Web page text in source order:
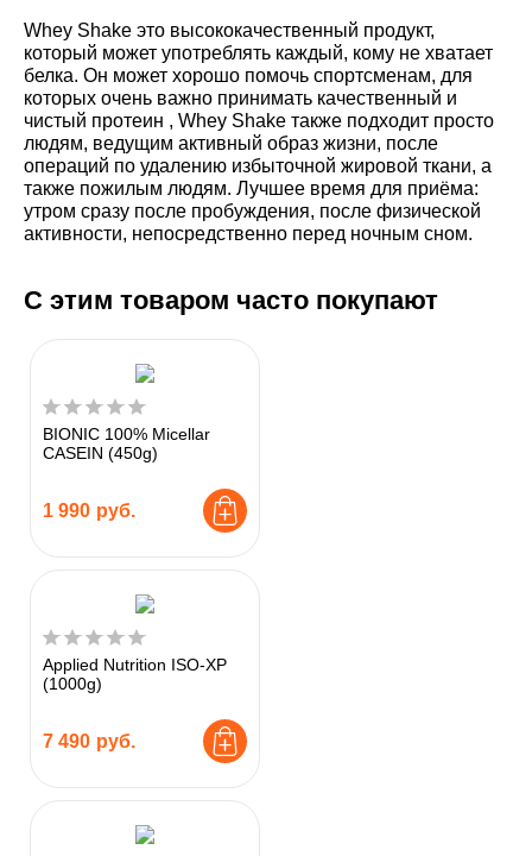
Whey Shake это высококачественный продукт,
который может употреблять каждый, кому не хватает
белка. Он может хорошо помочь спортсменам, для
которых очень важно принимать качественный и
чистый протеин , Whey Shake также подходит просто
людям, ведущим активный образ жизни, после
операций по удалению избыточной жировой ткани, а
также пожилым людям. Лучшее время для приёма:
утром сразу после пробуждения, после физической
активности, непосредственно перед ночным сном.
С этим товаром часто покупают
BIONIC 100% Micellar
CASEIN (450g)
1 990 руб.
Applied Nutrition ISO-XP
(1000g)
7 490 руб.